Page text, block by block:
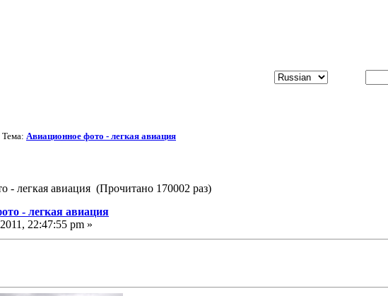
Тема: Авиационное фото - легкая авиация
- легкая авиация (Прочитано 170002 раз)
- легкая авиация
22:47:55 pm »